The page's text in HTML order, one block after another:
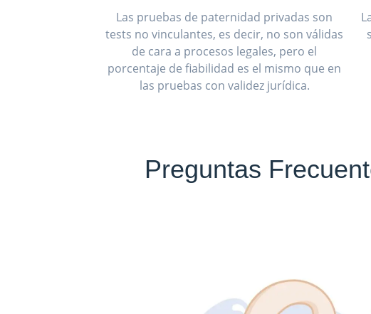
Las pruebas de paternidad privadas son
tests no vinculantes, es decir, no son válidas
de cara a procesos legales, pero el
porcentaje de fiabilidad es el mismo que en
las pruebas con validez jurídica.
Preguntas